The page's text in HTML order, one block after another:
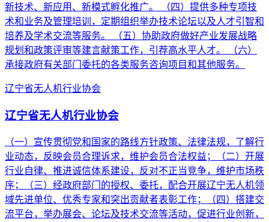
新技术、新应用、新模式孵化推广。 （四）提供多种专项技
术和业务及管理培训，定期组织举办技术论坛以及人才引智和
培养及学术交流等服务。 （五）协助政府做好产业发展战略
规划和政策评审等建言献策工作，引荐高水平人才。 （六）
承接政府有关部门委托的各类服务咨询项目和其他服务。
辽宁省无人机行业协会
辽宁省无人机行业协会
（一）宣传贯彻党和国家的路线方针政策、法律法规，了解行
业动态，反映会员合理诉求，维护会员合法权益；（二）开展
行业自律、推进诚信体系建设，反对不正当竞争，维护市场秩
序；（三）经政府部门的授权、委托，配合开展辽宁无人机领
域先进单位、优秀专家和突出贡献者表彰工作；（四）搭建交
流平台，举办展会、论坛及技术交流等活动，促进行业创新，